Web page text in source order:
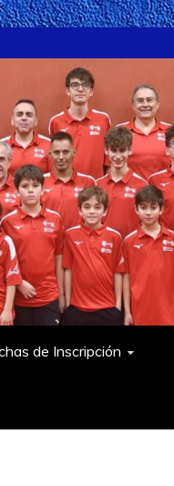
de Inscripción